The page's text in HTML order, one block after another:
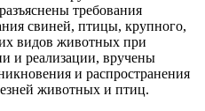
требования
свиней, птицы, крупного,
видов животных при
и реализации, вручены
и распространения
животных и птиц.